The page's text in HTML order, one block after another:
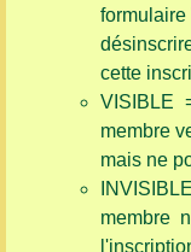
cette
VISIBLE
membre
mais ne
membre